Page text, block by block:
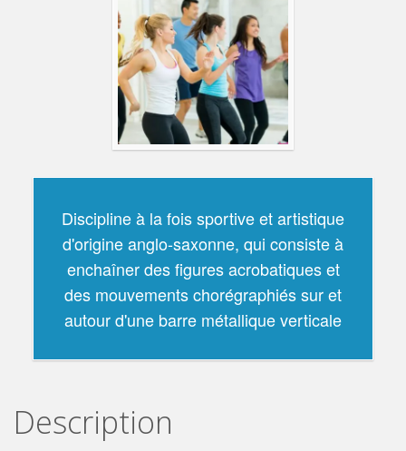
Discipline à la fois sportive et artistique
d'origine anglo-saxonne, qui consiste à
enchaîner des figures acrobatiques et
des mouvements chorégraphiés sur et
autour d'une barre métallique verticale
Description